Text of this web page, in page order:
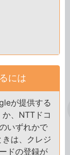
には
が提供する
、NTTドコ
いずれかで
は、クレジ
ドの登録が